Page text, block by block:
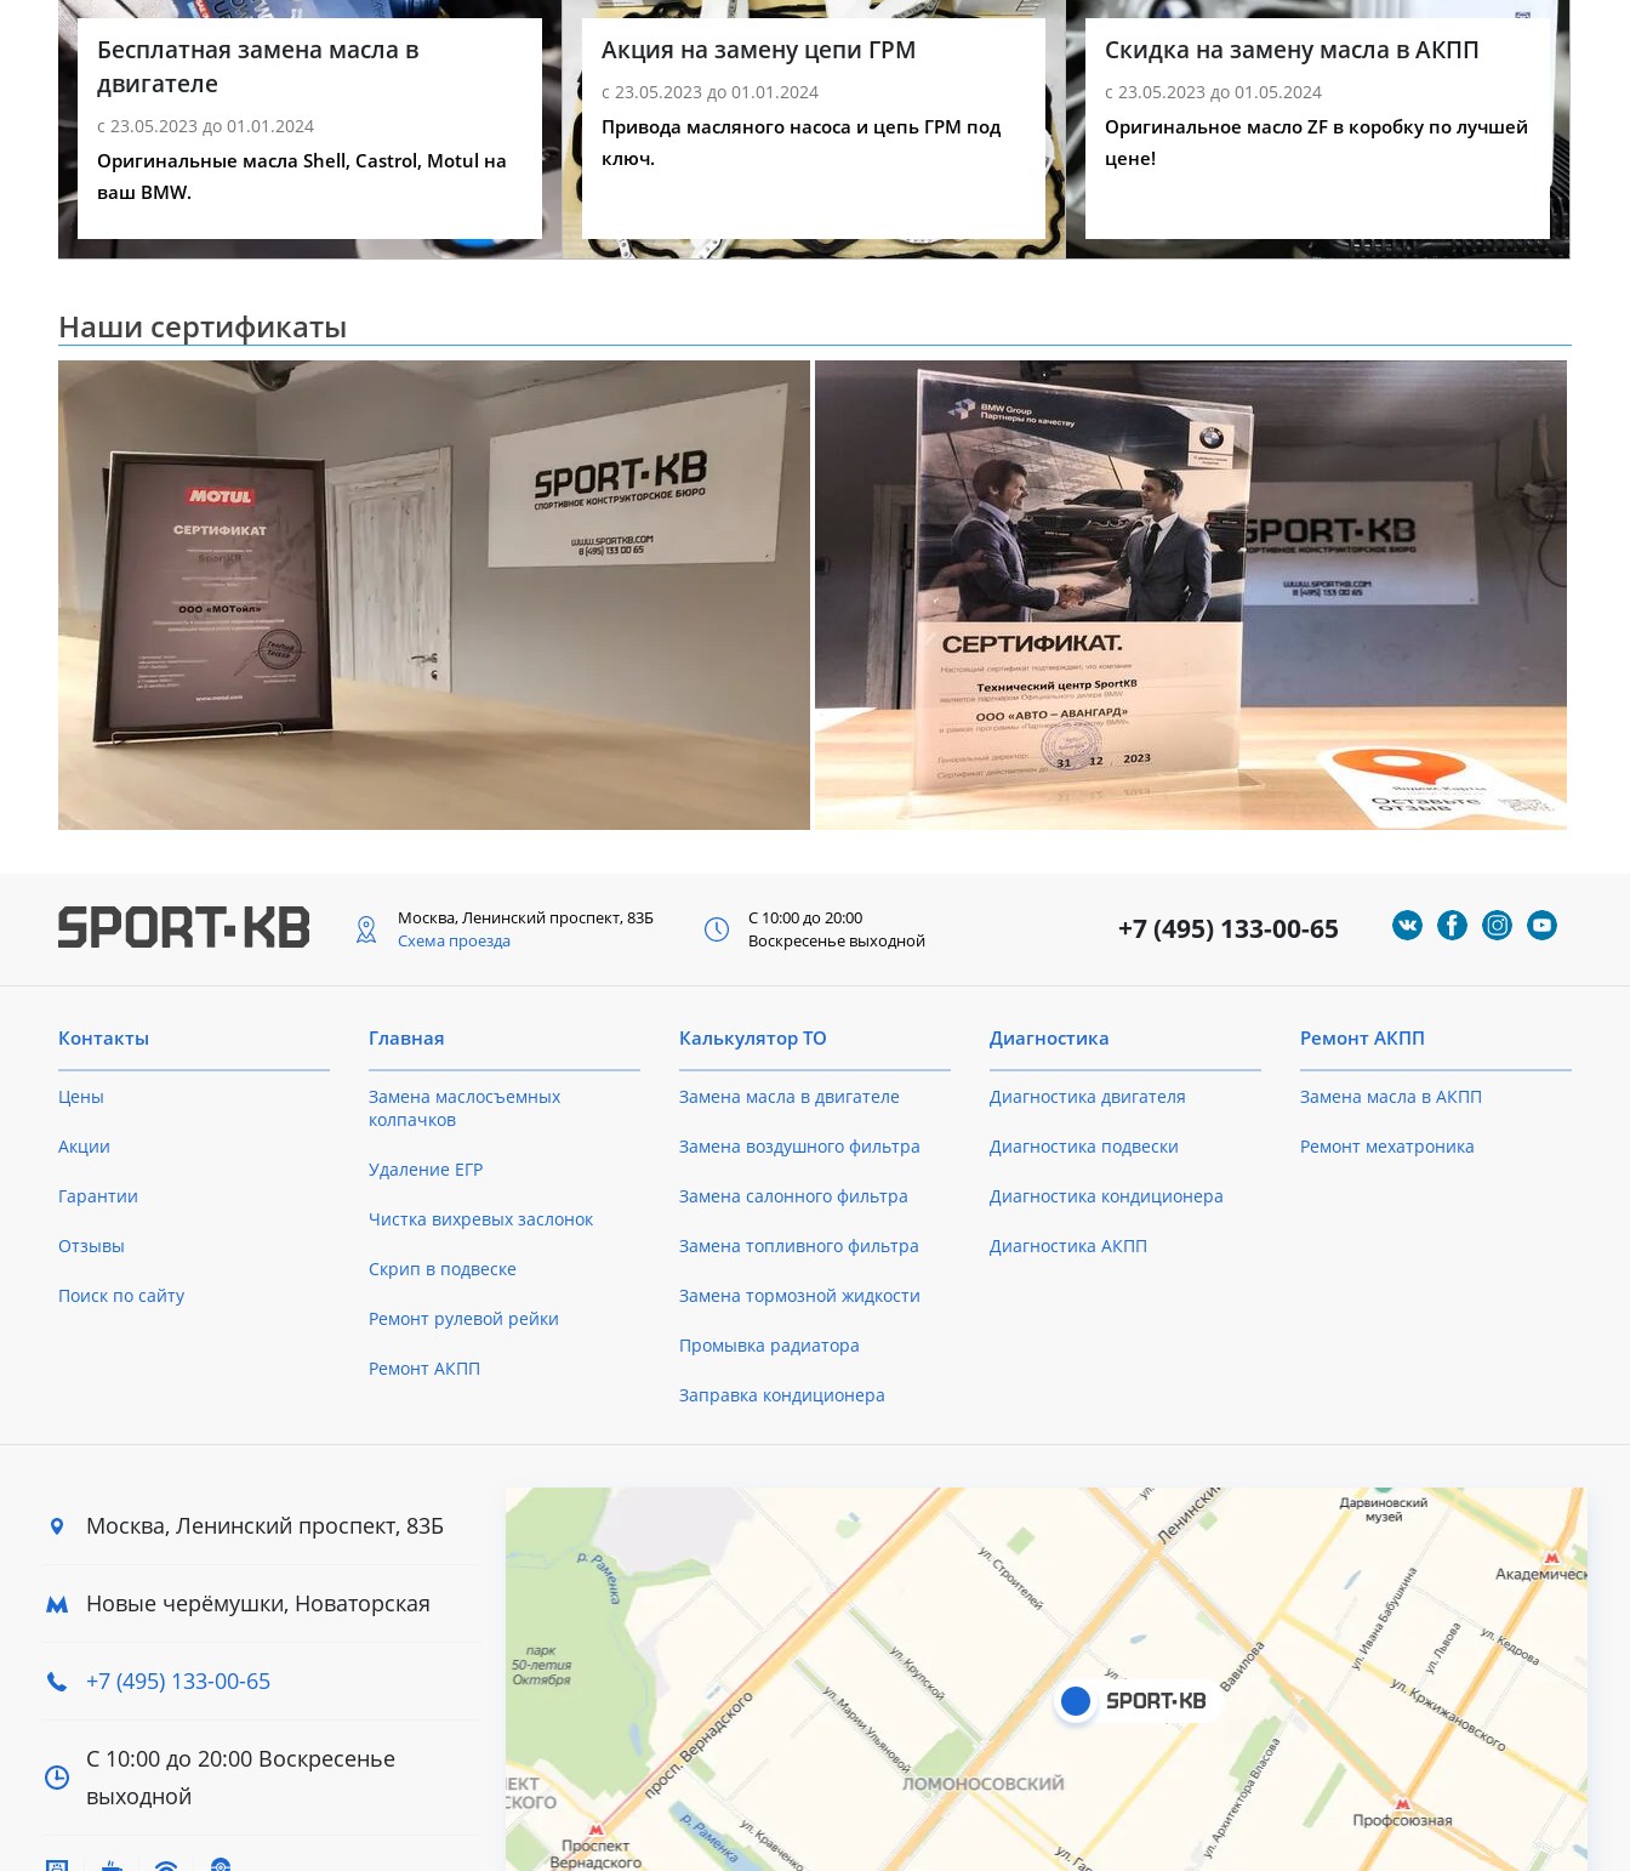
Бесплатная замена масла в
двигателе
с 23.05.2023 до 01.01.2024
Оригинальные масла Shell, Castrol, Motul на
ваш BMW.
Акция на замену цепи ГРМ
с 23.05.2023 до 01.01.2024
Привода масляного насоса и цепь ГРМ под
ключ.
Скидка на замену масла в АКПП
с 23.05.2023 до 01.05.2024
Оригинальное масло ZF в коробку по лучшей
цене!
Наши сертификаты
+7 (495) 133-00-65
Москва, Ленинский проспект, 83Б
Схема проезда
С 10:00 до 20:00
Воскресенье выходной
Контакты
Цены
Акции
Гарантии
Отзывы
Поиск по сайту
Главная
Замена маслосъемных
колпачков
Удаление ЕГР
Чистка вихревых заслонок
Скрип в подвеске
Ремонт рулевой рейки
Ремонт АКПП
Калькулятор ТО
Замена масла в двигателе
Замена воздушного фильтра
Замена салонного фильтра
Замена топливного фильтра
Замена тормозной жидкости
Промывка радиатора
Заправка кондиционера
Диагностика
Диагностика двигателя
Диагностика подвески
Диагностика кондиционера
Диагностика АКПП
Ремонт АКПП
Замена масла в АКПП
Ремонт мехатроника
Москва, Ленинский проспект, 83Б
Новые черёмушки, Новаторская
+7 (495) 133-00-65
С 10:00 до 20:00 Воскресенье
выходной